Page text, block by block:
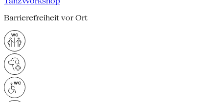
Barrierefreiheit vor Ort